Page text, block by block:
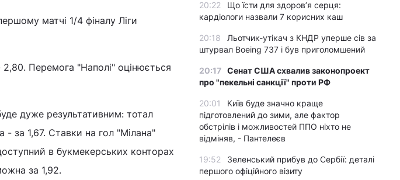
матчі 1/4 фіналу Ліги
2,80. Перемога "Наполі" оцінюється
дуже результативним: тотал
за 1,67. Ставки на гол "Мілана"
в букмекерських конторах
за 1,92.
20:22
Що їсти для здоров’я серця:
кардіологи назвали 7 корисних каш
20:18
Льотчик-утікач з КНДР уперше сів за
штурвал Boeing 737 і був приголомшений
20:17 Сенат США схвалив законопроект
про "пекельні санкції" проти РФ
20:01
Київ буде значно краще
підготовлений до зими, але фактор
обстрілів і можливостей ППО ніхто не
відміняв, - Пантелеєв
19:52
Зеленський прибув до Сербії: деталі
першого офіційного візиту